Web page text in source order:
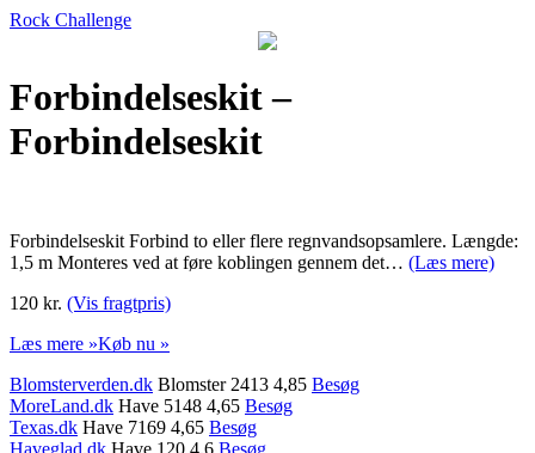
Rock Challenge
Forbindelseskit –
Forbindelseskit
Forbindelseskit Forbind to eller flere regnvandsopsamlere. Længde:
1,5 m Monteres ved at føre koblingen gennem det… (Læs mere)
120 kr. (Vis fragtpris)
Læs mere »Køb nu »
Blomsterverden.dk Blomster 2413 4,85 Besøg
MoreLand.dk Have 5148 4,65 Besøg
Texas.dk Have 7169 4,65 Besøg
Haveglad.dk Have 120 4,6 Besøg